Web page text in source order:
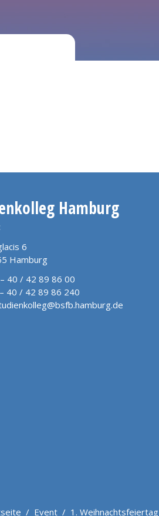
Hamburg
6
Hamburg
40 / 42 89 86 00
40 / 42 89 86 240
/ Event/ 1. Weihnachtsfeiertag